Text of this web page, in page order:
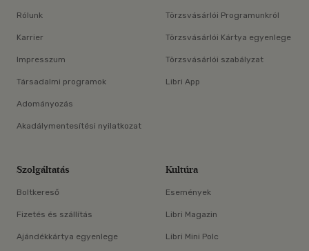
Rólunk
Karrier
Impresszum
Társadalmi programok
Adományozás
Akadálymentesítési nyilatkozat
Törzsvásárlói Programunkról
Törzsvásárlói Kártya egyenlege
Törzsvásárlói szabályzat
Libri App
Szolgáltatás
Boltkereső
Fizetés és szállítás
Ajándékkártya egyenlege
Kultúra
Események
Libri Magazin
Libri Mini Polc